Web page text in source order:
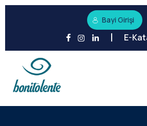
Bayi Girişi
E-